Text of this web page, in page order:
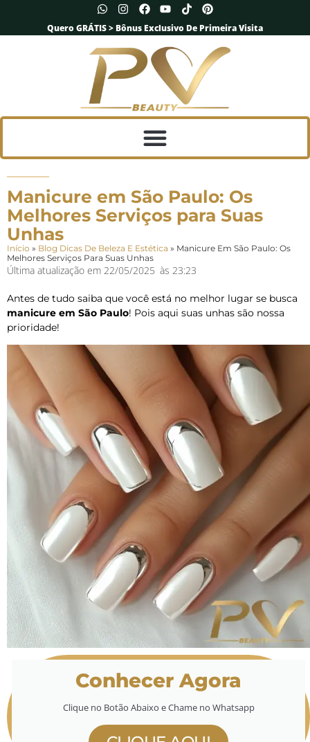
Quero GRÁTIS > Bônus Exclusivo De Primeira Visita
Manicure em São Paulo: Os
Melhores Serviços para Suas
Unhas
Início » Blog Dicas De Beleza E Estética » Manicure Em São Paulo: Os
Melhores Serviços Para Suas Unhas
Última atualização em 22/05/2025 às 23:23
Antes de tudo saiba que você está no melhor lugar se busca
manicure em São Paulo! Pois aqui suas unhas são nossa
prioridade!
Conhecer Agora
Clique no Botão Abaixo e Chame no Whatsapp